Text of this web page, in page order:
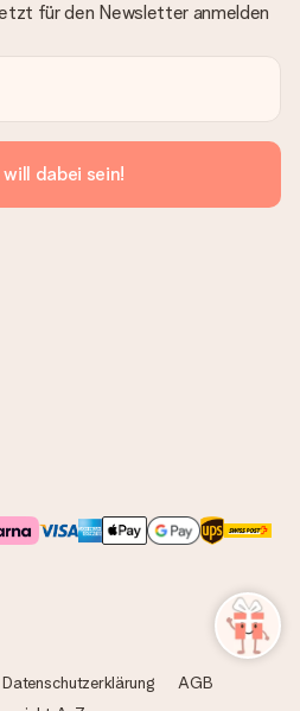
für den Newsletter anmelden
dabei sein!
Datenschutzerklärung
AGB